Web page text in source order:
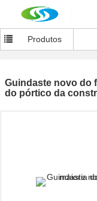
Produtos
Guindaste novo do
do pórtico da